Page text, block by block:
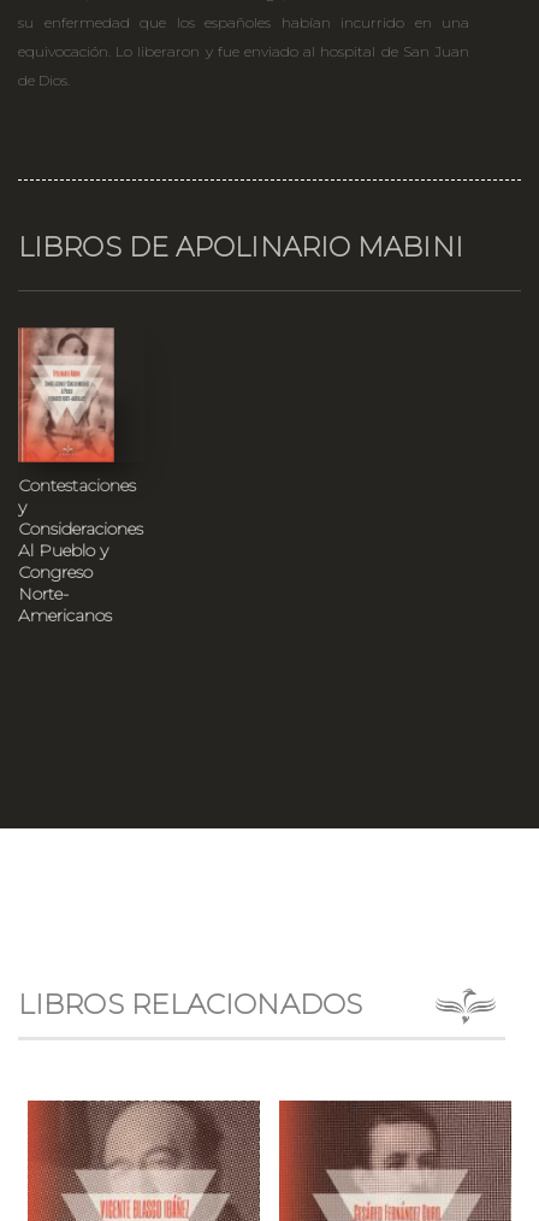
su enfermedad que los españoles habían incurrido en una
equivocación. Lo liberaron y fue enviado al hospital de San Juan
de Dios.
LIBROS DE APOLINARIO MABINI
Contestaciones
y
Consideraciones
Al Pueblo y
Congreso
Norte-
Americanos
LIBROS RELACIONADOS